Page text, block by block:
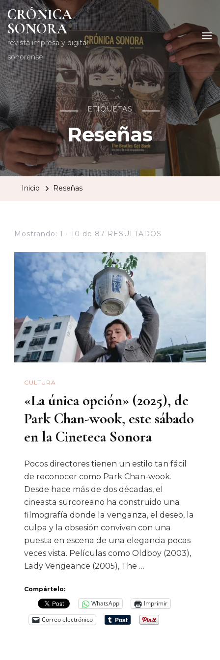
CRÓNICA
SONORA
revista impresa y digital
sonorense
ETIQUETAS
Reseñas
Inicio Reseñas
Mostrando: 1 - 10 de 87 RESULTADOS
CULTURA
«La única opción» (2025), de
Park Chan-wook, este sábado
en la Cineteca Sonora
Pocos directores tienen un estilo tan fácil
de reconocer como Park Chan-wook.
Desde hace más de dos décadas, el
cineasta surcoreano ha construido una
filmografía donde la venganza, el deseo, la
culpa y la obsesión conviven con una
puesta en escena de una elegancia pocas
veces vista. Películas como Oldboy (2003),
Lady Vengeance (2005), The …
Compártelo:
WhatsApp
Imprimir
Correo electrónico